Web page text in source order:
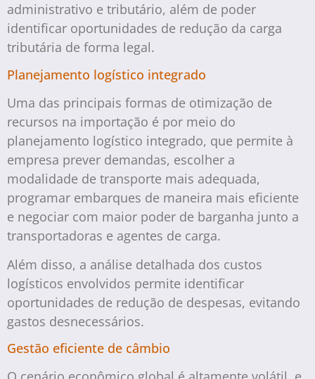
administrativo e tributário, além de poder
identificar oportunidades de redução da carga
tributária de forma legal.
Planejamento logístico integrado
Uma das principais formas de otimização de
recursos na importação é por meio do
planejamento logístico integrado, que permite à
empresa prever demandas, escolher a
modalidade de transporte mais adequada,
programar embarques de maneira mais eficiente
e negociar com maior poder de barganha junto a
transportadoras e agentes de carga.
Além disso, a análise detalhada dos custos
logísticos envolvidos permite identificar
oportunidades de redução de despesas, evitando
gastos desnecessários.
Gestão eficiente de câmbio